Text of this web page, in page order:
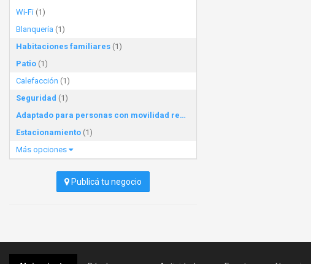
Wi-Fi (1)
Blanquería (1)
Habitaciones familiares (1)
Patio (1)
Calefacción (1)
Seguridad (1)
Adaptado para personas con movilidad reducida
Estacionamiento (1)
Más opciones
Publicá tu negocio